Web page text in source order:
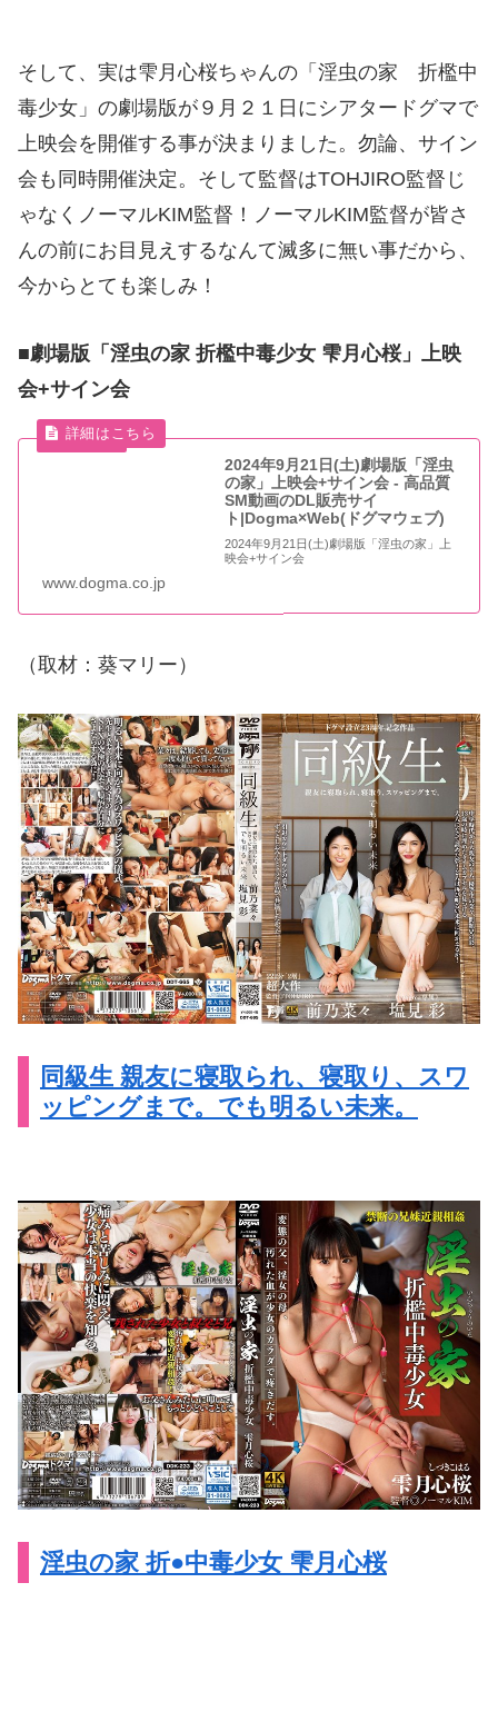
そして、実は雫月心桜ちゃんの「淫虫の家 折檻中
毒少女」の劇場版が９月２１日にシアタードグマで
上映会を開催する事が決まりました。勿論、サイン
会も同時開催決定。そして監督はTOHJIRO監督じ
ゃなくノーマルKIM監督！ノーマルKIM監督が皆さ
んの前にお目見えするなんて滅多に無い事だから、
今からとても楽しみ！
■劇場版「淫虫の家 折檻中毒少女 雫月心桜」上映
会+サイン会
2024年9月21日(土)劇場版「淫虫
の家」上映会+サイン会 - 高品質
SM動画のDL販売サイ
ト|Dogma×Web(ドグマウェブ)
2024年9月21日(土)劇場版「淫虫の家」上
映会+サイン会
www.dogma.co.jp
（取材：葵マリー）
同級生 親友に寝取られ、寝取り、スワ
ッピングまで。でも明るい未来。
淫虫の家 折●中毒少女 雫月心桜